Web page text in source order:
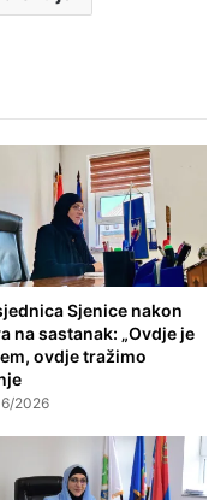
Sjenice nakon
na sastanak: „Ovdje je
ovdje tražimo
2026